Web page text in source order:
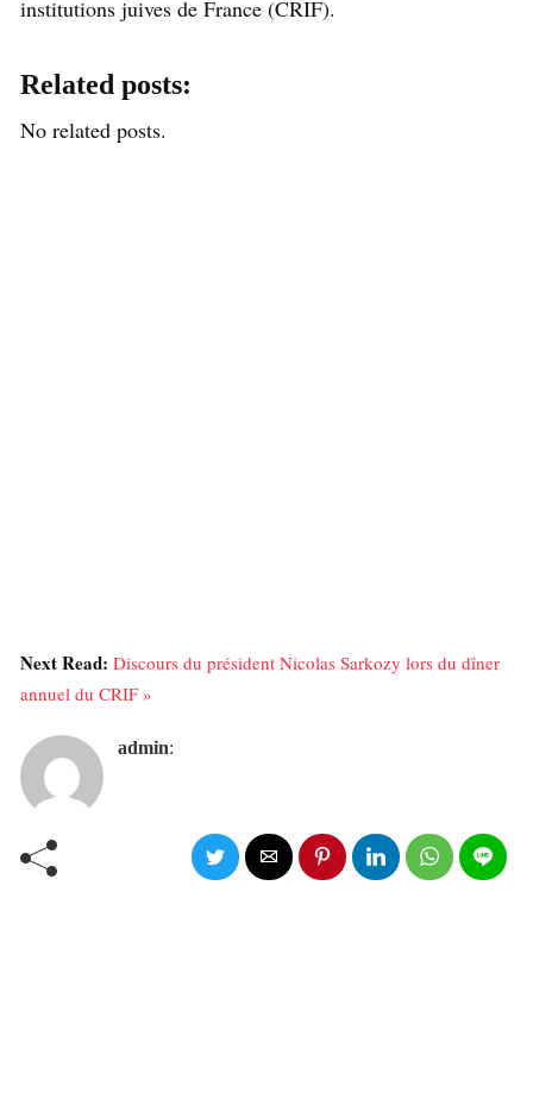
institutions juives de France (CRIF).
Related posts:
No related posts.
Next Read: Discours du président Nicolas Sarkozy lors du dîner
annuel du CRIF »
admin: